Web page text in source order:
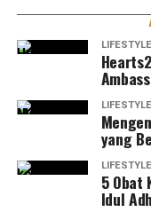
LIFESTYLE
LIFESTYLE
yang
LIFESTYLE
5 Obat
Idul